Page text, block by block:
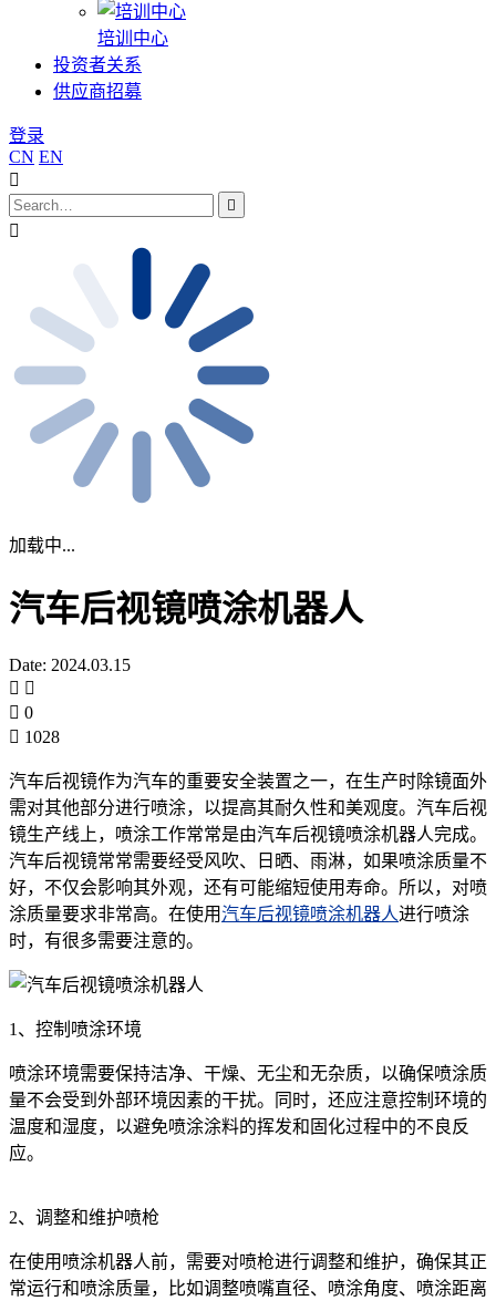
培训中心
投资者关系
供应商招募
登录
CN EN
加载中...
汽车后视镜喷涂机器人
Date: 2024.03.15
0
1028
汽车后视镜作为汽车的重要安全装置之一，在生产时除镜面外
需对其他部分进行喷涂，以提高其耐久性和美观度。汽车后视
镜生产线上，喷涂工作常常是由汽车后视镜喷涂机器人完成。
汽车后视镜常常需要经受风吹、日晒、雨淋，如果喷涂质量不
好，不仅会影响其外观，还有可能缩短使用寿命。所以，对喷
涂质量要求非常高。在使用汽车后视镜喷涂机器人进行喷涂
时，有很多需要注意的。
1、控制喷涂环境
喷涂环境需要保持洁净、干燥、无尘和无杂质，以确保喷涂质
量不会受到外部环境因素的干扰。同时，还应注意控制环境的
温度和湿度，以避免喷涂涂料的挥发和固化过程中的不良反
应。
2、调整和维护喷枪
在使用喷涂机器人前，需要对喷枪进行调整和维护，确保其正
常运行和喷涂质量，比如调整喷嘴直径、喷涂角度、喷涂距离